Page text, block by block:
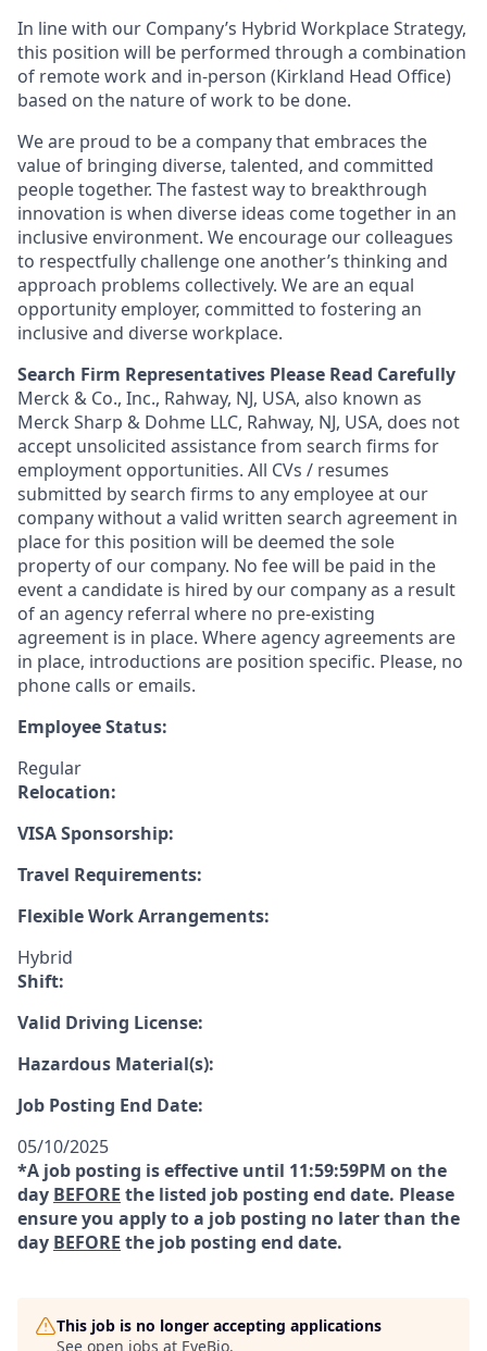
In line with our Company’s Hybrid Workplace Strategy,
this position will be performed through a combination
of remote work and in-person (Kirkland Head Office)
based on the nature of work to be done.
We are proud to be a company that embraces the
value of bringing diverse, talented, and committed
people together. The fastest way to breakthrough
innovation is when diverse ideas come together in an
inclusive environment. We encourage our colleagues
to respectfully challenge one another’s thinking and
approach problems collectively. We are an equal
opportunity employer, committed to fostering an
inclusive and diverse workplace.
Search Firm Representatives Please Read Carefully
Merck & Co., Inc., Rahway, NJ, USA, also known as
Merck Sharp & Dohme LLC, Rahway, NJ, USA, does not
accept unsolicited assistance from search firms for
employment opportunities. All CVs / resumes
submitted by search firms to any employee at our
company without a valid written search agreement in
place for this position will be deemed the sole
property of our company. No fee will be paid in the
event a candidate is hired by our company as a result
of an agency referral where no pre-existing
agreement is in place. Where agency agreements are
in place, introductions are position specific. Please, no
phone calls or emails.
Employee Status:
Regular
Relocation:
VISA Sponsorship:
Travel Requirements:
Flexible Work Arrangements:
Hybrid
Shift:
Valid Driving License:
Hazardous Material(s):
Job Posting End Date:
05/10/2025
*A job posting is effective until 11:59:59PM on the
day BEFORE the listed job posting end date. Please
ensure you apply to a job posting no later than the
day BEFORE the job posting end date.
This job is no longer accepting applications
See open jobs at EyeBio.